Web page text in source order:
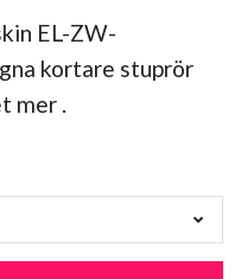
EL-ZW-
kortare stuprör
mer .